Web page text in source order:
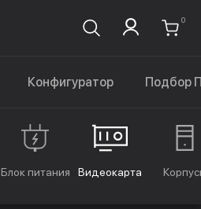
0
Конфигуратор Подбор
Блок питания Видеокарта